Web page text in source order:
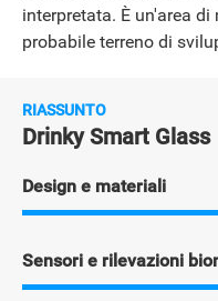
interpretata. È un'area
probabile terreno di
RIASSUNTO
Drinky Smart Glass
Design e materiali
Sensori e rilevazioni